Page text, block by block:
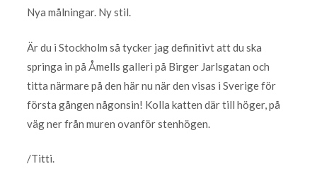
Nya målningar. Ny stil.
Är du i Stockholm så tycker jag definitivt att du ska
springa in på Åmells galleri på Birger Jarlsgatan och
titta närmare på den här nu när den visas i Sverige för
första gången någonsin! Kolla katten där till höger, på
väg ner från muren ovanför stenhögen.
/Titti.